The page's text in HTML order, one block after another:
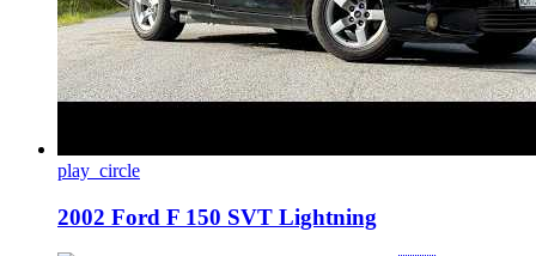
play_circle
2002 Ford F 150 SVT Lightning